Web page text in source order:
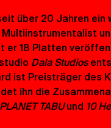
über 20 Jahren ein
er 18 Platten
Dala Studios
ist Preisträger des
ihn die
PLANET TABU und 10